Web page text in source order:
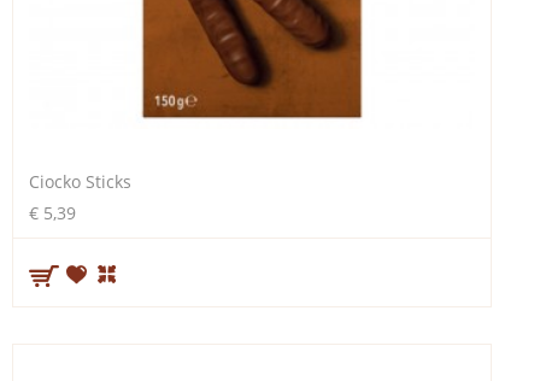
Ciocko Sticks
€ 5,39